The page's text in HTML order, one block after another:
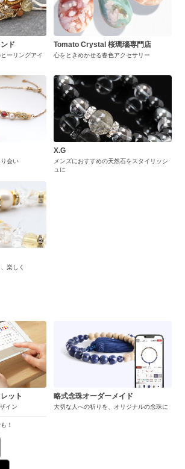
ド
ーリングアイ
Tomato Crystal 桜瑪瑙専門店
心をときめかせる春色アクセサリー
会い
X.G
メンズにおすすめの天然石をスタイリッシ
ュに
楽しく
ット
イン
！
略式念珠オーダーメイド
大切な人への祈りを、オリジナルの念珠に